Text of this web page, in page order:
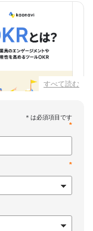
すべて読む
のか
ださい。
*
*